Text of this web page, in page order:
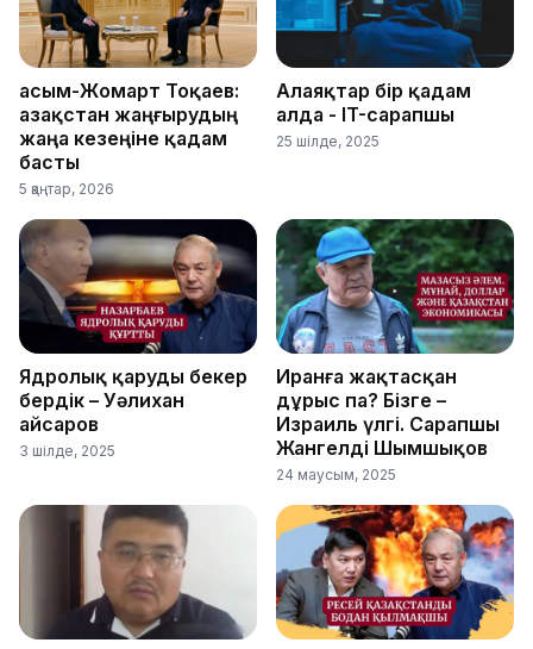
Қасым-Жомарт Тоқаев:
Қазақстан жаңғырудың
жаңа кезеңіне қадам
басты
5 қаңтар, 2026
Алаяқтар бір қадам
алда - IT-сарапшы
25 шілде, 2025
Ядролық қаруды бекер
бердік – Уәлихан
Қайсаров
3 шілде, 2025
Иранға жақтасқан
дұрыс па? Бізге –
Израиль үлгі. Сарапшы
Жангелді Шымшықов
24 маусым, 2025